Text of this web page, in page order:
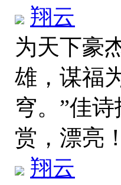
翔云
为天下豪
雄，谋福
穹。”佳
赏，漂亮
翔云